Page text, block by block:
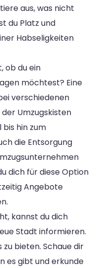
aus, was nicht
du Platz und
Habseligkeiten
ob du ein
möchtest? Eine
verschiedenen
Umzugskisten
hin zum
die Entsorgung
dich für diese Option
Angebote
kannst du dich
Stadt informieren.
bieten. Schaue dir
es gibt und erkunde